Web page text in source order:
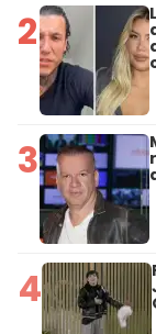
2
3
4